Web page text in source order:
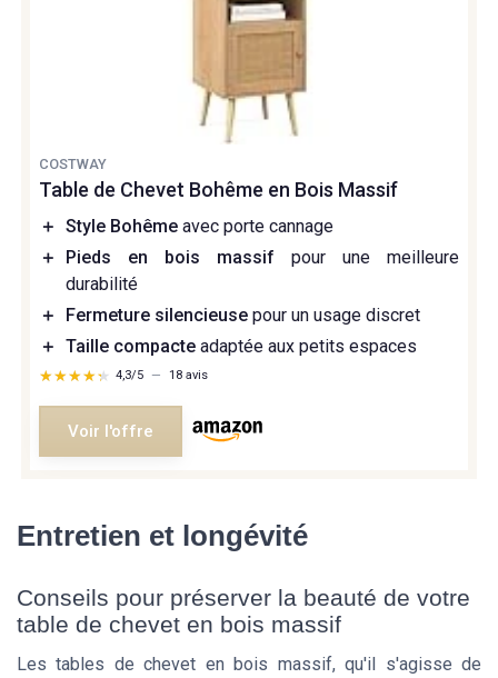
COSTWAY
Table de Chevet Bohême en Bois Massif
＋ Style Bohême avec porte cannage
＋
Pieds en bois massif pour une meilleure
durabilité
＋
Fermeture silencieuse pour un usage discret
＋ Taille compacte adaptée aux petits espaces
★★★★★
★★★★★ 4,3/5 — 18 avis
Voir l'offre
Entretien et longévité
Conseils pour préserver la beauté de votre
table de chevet en bois massif
Les tables de chevet en bois massif, qu'il s'agisse de